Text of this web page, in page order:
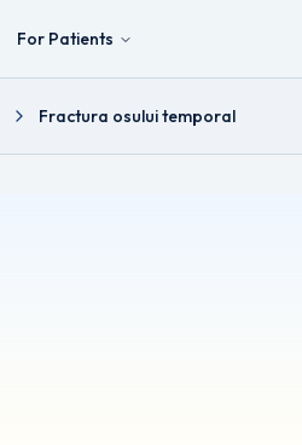
For Patients
Fractura osului temporal